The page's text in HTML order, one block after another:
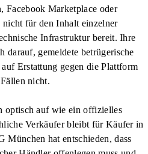
Facebook Marketplace oder
nicht für den Inhalt einzelner
Infrastruktur bereit. Ihre
darauf, gemeldete betrügerische
Erstattung gegen die Plattform
nicht.
optisch auf wie ein offizielles
Verkäufer bleibt für Käufer in
München hat entschieden, dass